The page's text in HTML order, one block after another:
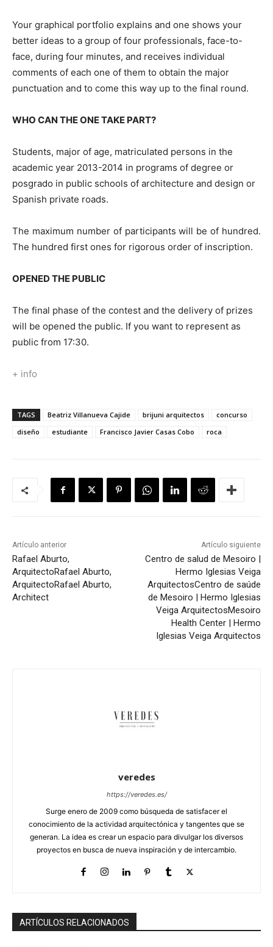
Your graphical portfolio explains and one shows your
better ideas to a group of four professionals, face-to-
face, during four minutes, and receives individual
comments of each one of them to obtain the major
punctuation and to come this way up to the final round.
WHO CAN THE ONE TAKE PART?
Students, major of age, matriculated persons in the
academic year 2013-2014 in programs of degree or
posgrado in public schools of architecture and design or
Spanish private roads.
The maximum number of participants will be of hundred.
The hundred first ones for rigorous order of inscription.
OPENED THE PUBLIC
The final phase of the contest and the delivery of prizes
will be opened the public. If you want to represent as
public from 17:30.
+ info
TAGS Beatriz Villanueva Cajide brijuni arquitectos
concurso
diseño
estudiante Francisco Javier Casas Cobo roca
Artículo anterior
Rafael Aburto,
ArquitectoRafael Aburto,
ArquitectoRafael Aburto,
Architect
Artículo siguiente
Centro de salud de Mesoiro |
Hermo Iglesias Veiga
ArquitectosCentro de saúde
de Mesoiro | Hermo Iglesias
Veiga ArquitectosMesoiro
Health Center | Hermo
Iglesias Veiga Arquitectos
veredes
https://veredes.es/
Surge enero de 2009 como búsqueda de satisfacer el
conocimiento de la actividad arquitectónica y tangentes que se
generan. La idea es crear un espacio para divulgar los diversos
proyectos en busca de nueva inspiración y de intercambio.
ARTÍCULOS RELACIONADOS